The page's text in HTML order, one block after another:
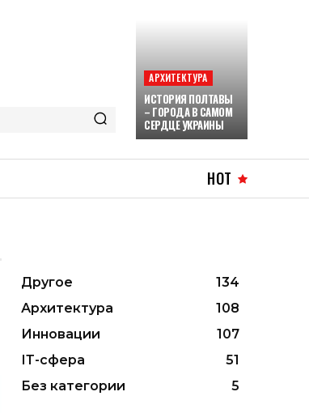
АРХИТЕКТУРА
ИСТОРИЯ ПОЛТАВЫ
– ГОРОДА В САМОМ
СЕРДЦЕ УКРАИНЫ
HOT
Другое
134
Архитектура
108
Инновации
107
ІТ-сфера
51
Без категории
5